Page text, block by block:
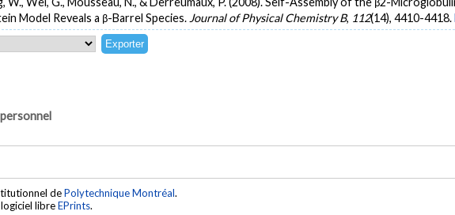
Model Reveals a β-Barrel Species. Journal of Physical Chemistry B, 112(14), 4410-4418.
dePolytechnique Montréal.
logiciel libreEPrints.